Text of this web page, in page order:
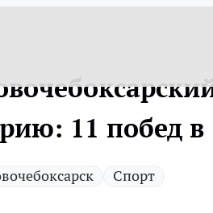
11 побед в
Спорт